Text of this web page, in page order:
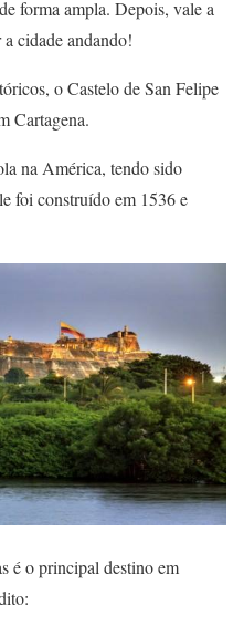
forma ampla. Depois, vale a
cidade andando!
o Castelo de San Felipe
Cartagena.
na América, tendo sido
foi construído em 1536 e
é o principal destino em